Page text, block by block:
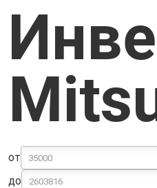
от
до